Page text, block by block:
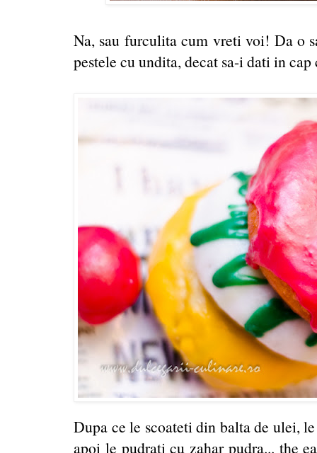
Na, sau furculita cum vreti voi! Da o
pestele cu undita, decat sa-i dati in
Dupa ce le scoateti din balta de ulei,
apoi le pudrati cu zahar pudra... the